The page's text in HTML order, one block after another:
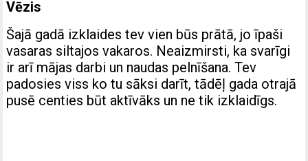
Vēzis
Šajā gadā izklaides tev vien būs prātā, jo īpaši
vasaras siltajos vakaros. Neaizmirsti, ka svarīgi
ir arī mājas darbi un naudas pelnīšana. Tev
padosies viss ko tu sāksi darīt, tādēļ gada otrajā
pusē centies būt aktīvāks un ne tik izklaidīgs.